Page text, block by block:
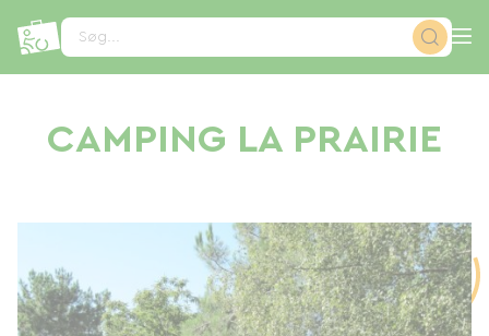
Søg...
CAMPING LA PRAIRIE
CCookie-styringspanel